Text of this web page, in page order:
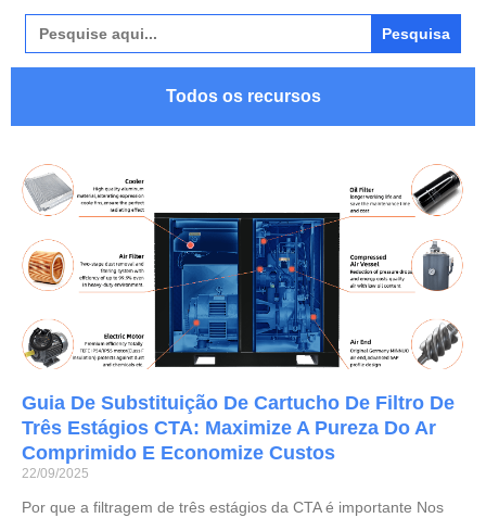
Pesquisar
por:
Todos os recursos
Guia De Substituição De Cartucho De Filtro De
Três Estágios CTA: Maximize A Pureza Do Ar
Comprimido E Economize Custos
22/09/2025
Por que a filtragem de três estágios da CTA é importante Nos